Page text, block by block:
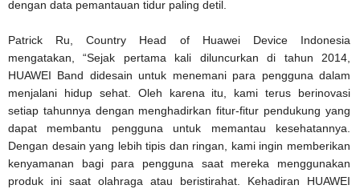
dengan data pemantauan tidur paling detil.
Patrick Ru, Country Head of Huawei Device Indonesia
mengatakan, “Sejak pertama kali diluncurkan di tahun 2014,
HUAWEI Band didesain untuk menemani para pengguna dalam
menjalani hidup sehat. Oleh karena itu, kami terus berinovasi
setiap tahunnya dengan menghadirkan fitur-fitur pendukung yang
dapat membantu pengguna untuk memantau kesehatannya.
Dengan desain yang lebih tipis dan ringan, kami ingin memberikan
kenyamanan bagi para pengguna saat mereka menggunakan
produk ini saat olahraga atau beristirahat. Kehadiran HUAWEI